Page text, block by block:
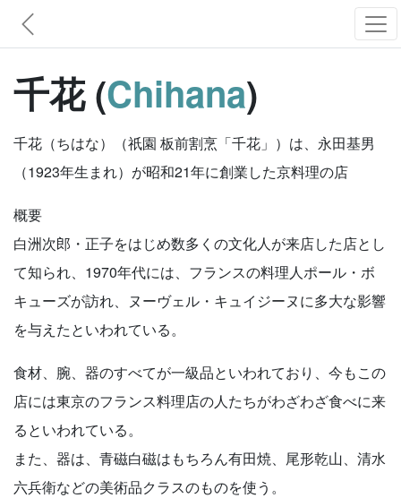
千花 (Chihana)
千花（ちはな）（祇園 板前割烹「千花」）は、永田基男
（1923年生まれ）が昭和21年に創業した京料理の店
概要
白洲次郎・正子をはじめ数多くの文化人が来店した店とし
て知られ、1970年代には、フランスの料理人ポール・ボ
キューズが訪れ、ヌーヴェル・キュイジーヌに多大な影響
を与えたといわれている。
食材、腕、器のすべてが一級品といわれており、今もこの
店には東京のフランス料理店の人たちがわざわざ食べに来
るといわれている。
また、器は、青磁白磁はもちろん有田焼、尾形乾山、清水
六兵衛などの美術品クラスのものを使う。